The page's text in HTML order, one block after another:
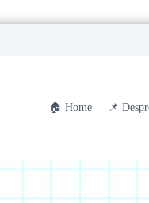
🏠 Home 📌